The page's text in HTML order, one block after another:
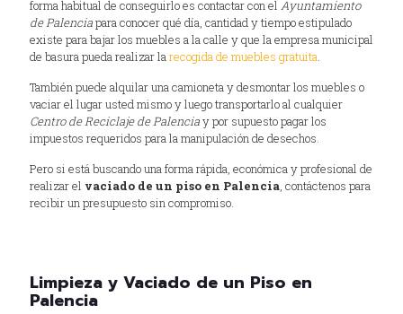
forma habitual de conseguirlo es contactar con el Ayuntamiento
de Palenciapara conocer qué día, cantidad y tiempo estipulado
existe para bajar los muebles a la calle y que la empresa municipal
de basura pueda realizar la recogida de muebles gratuita
También puede alquilar una camioneta y desmontar los muebles o
vaciar el lugar usted mismo y luego transportarlo al cualquier
Centro de Reciclaje de Palenciay por supuesto pagar los
impuestos requeridos para la manipulación de desechos.
Pero si está buscando una forma rápida, económica y profesional de
realizar el vaciado de un piso en Palencia , contáctenos para
recibir un presupuesto sin compromiso.
Limpieza y Vaciado de un Piso en
Palencia